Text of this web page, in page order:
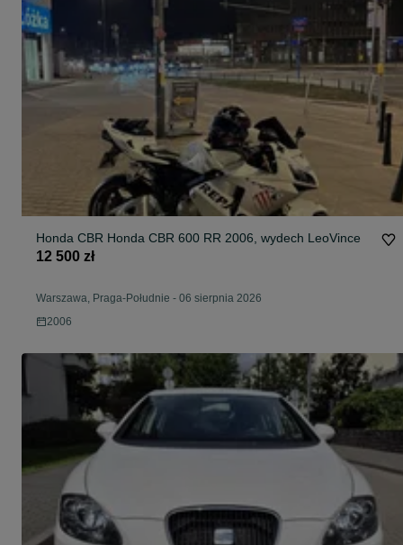
Honda CBR Honda CBR 600 RR 2006, wydech LeoVince
12 500 zł
Warszawa, Praga-Południe - 06 sierpnia 2026
2006